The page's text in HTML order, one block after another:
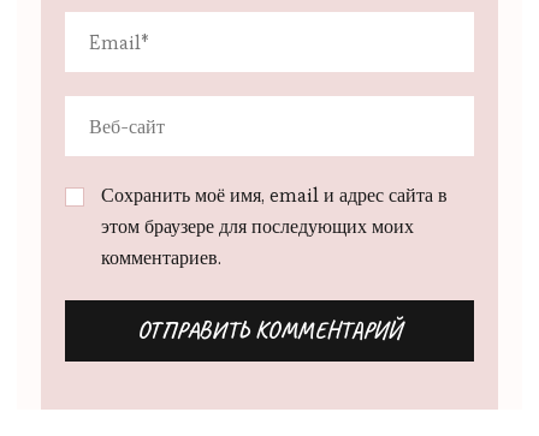
Сохранить моё имя, email и адрес сайта в
этом браузере для последующих моих
комментариев.